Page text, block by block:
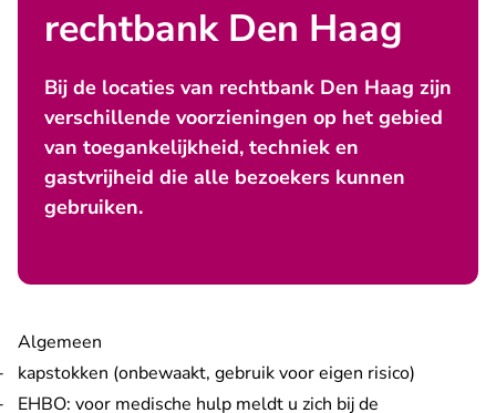
rechtbank Den Haag
Bij de locaties van rechtbank Den Haag zijn
verschillende voorzieningen op het gebied
van toegankelijkheid, techniek en
gastvrijheid die alle bezoekers kunnen
gebruiken.
Algemeen
kapstokken (onbewaakt, gebruik voor eigen risico)
EHBO: voor medische hulp meldt u zich bij de